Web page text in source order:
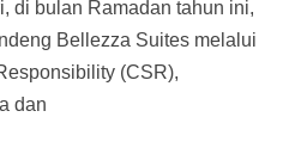
di bulan Ramadan tahun ini,
Bellezza Suites melalui
(CSR),
dan